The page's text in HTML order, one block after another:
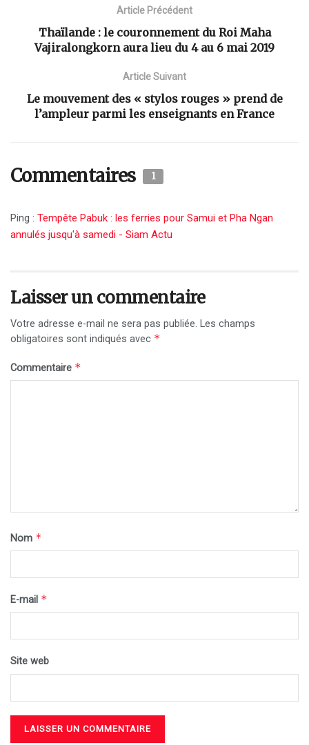
Article Précédent
Thaïlande : le couronnement du Roi Maha
Vajiralongkorn aura lieu du 4 au 6 mai 2019
Article Suivant
Le mouvement des « stylos rouges » prend de
l’ampleur parmi les enseignants en France
Commentaires 1
Ping : Tempête Pabuk : les ferries pour Samui et Pha Ngan
annulés jusqu'à samedi - Siam Actu
Laisser un commentaire
Votre adresse e-mail ne sera pas publiée. Les champs
obligatoires sont indiqués avec *
Commentaire *
Nom *
E-mail *
Site web